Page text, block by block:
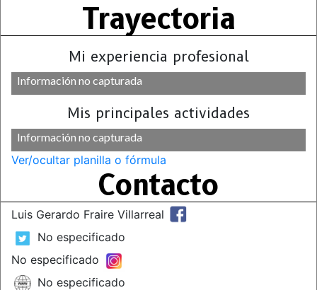
Trayectoria
Mi experiencia profesional
Información no capturada
Mis principales actividades
Información no capturada
Ver/ocultar planilla o fórmula
Contacto
Luis Gerardo Fraire Villarreal
No especificado
No especificado
No especificado